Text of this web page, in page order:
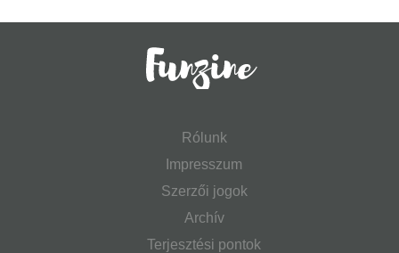
Rólunk
Impresszum
Szerzői jogok
Archív
Terjesztési pontok